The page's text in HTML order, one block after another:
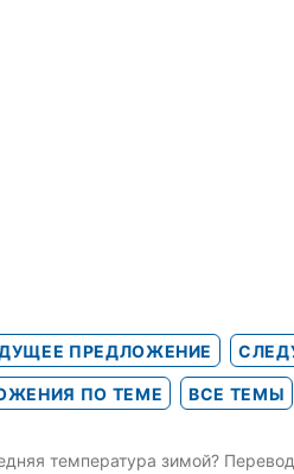
ПРЕДЛОЖЕНИЕ
ПО ТЕМЕ ВСЕ ТЕМЫ
температура зимой?